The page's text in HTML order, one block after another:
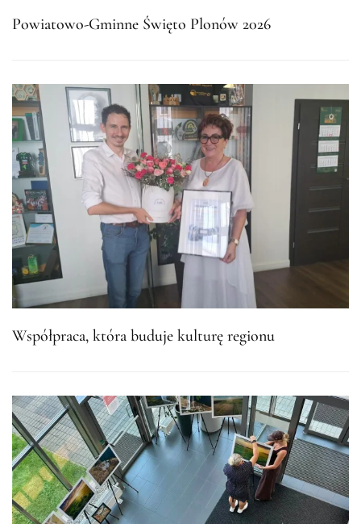
Powiatowo-Gminne Święto Plonów 2026
Współpraca, która buduje kulturę regionu